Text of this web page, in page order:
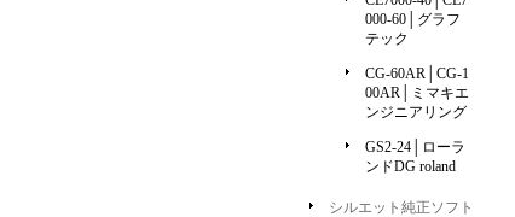
000-60│グラフ
テック
CG-60AR│CG-1
00AR│ミマキエ
ンジニアリング
GS2-24│ローラ
ンドDG roland
シルエット純正ソフト